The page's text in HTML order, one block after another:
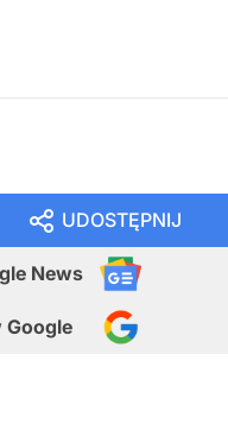
UDOSTĘPNIJ
News
Google